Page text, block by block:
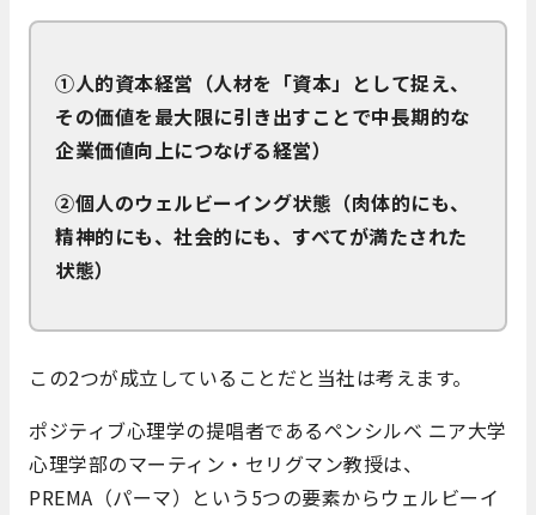
①人的資本経営（人材を「資本」として捉え、
その価値を最大限に引き出すことで中長期的な
企業価値向上につなげる経営）
②個人のウェルビーイング状態（肉体的にも、
精神的にも、社会的にも、すべてが満たされた
状態）
この2つが成立していることだと当社は考えます。
ポジティブ心理学の提唱者であるペンシルベ ニア大学
心理学部のマーティン・セリグマン教授は、
PREMA（パーマ）という5つの要素からウェルビーイ